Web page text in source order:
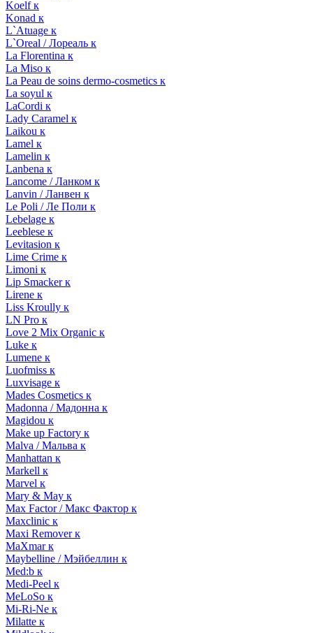
Koelf к
Konad к
L`Atuage к
L`Oreal / Лореаль к
La Florentina к
La Miso к
La Peau de soins dermo-cosmetics к
La soyul к
LaCordi к
Lady Caramel к
Laikou к
Lamel к
Lamelin к
Lanbena к
Lancome / Ланком к
Lanvin / Ланвен к
Le Poli / Ле Поли к
Lebelage к
Leeblese к
Levitasion к
Lime Crime к
Limoni к
Lip Smacker к
Lirene к
Liss Kroully к
LN Pro к
Love 2 Mix Organic к
Luke к
Lumene к
Luofmiss к
Luxvisage к
Mades Cosmetics к
Madonna / Мадонна к
Magidou к
Make up Factory к
Malva / Мальва к
Manhattan к
Markell к
Marvel к
Mary & May к
Max Factor / Макс Фактор к
Maxclinic к
Maxi Remover к
MaXmar к
Maybelline / Мэйбеллин к
Med:b к
Medi-Peel к
MeLoSo к
Mi-Ri-Ne к
Milatte к